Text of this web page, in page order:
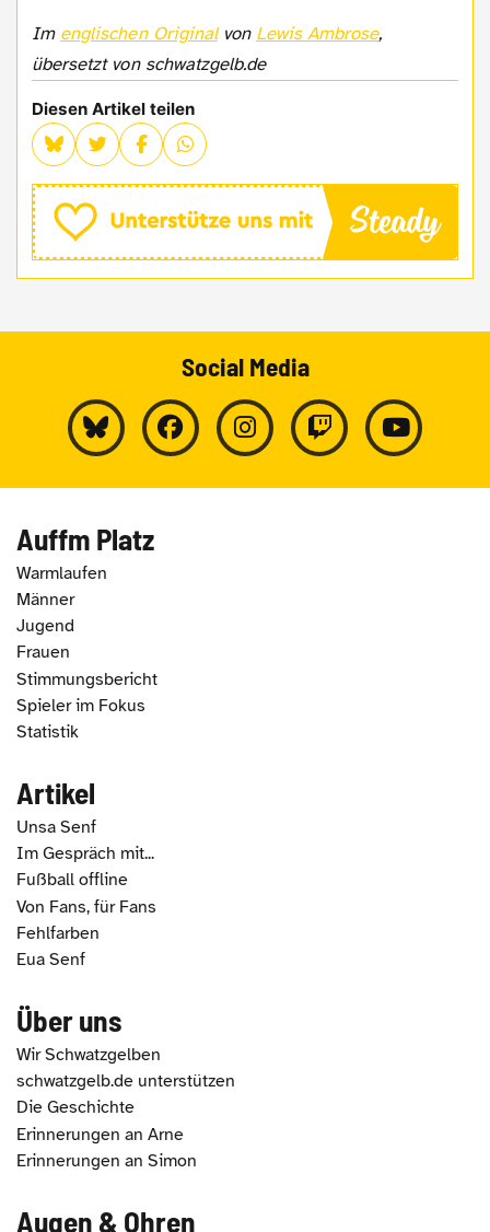
Im englischen Originalvon Lewis Ambrose,
übersetzt von schwatzgelb.de
Diesen Artikel teilen
Social Media
Auffm Platz
Warmlaufen
Männer
Jugend
Frauen
Stimmungsbericht
Spieler im Fokus
Statistik
Artikel
Unsa Senf
Im Gespräch mit...
Fußball offline
Von Fans, für Fans
Fehlfarben
Eua Senf
Über uns
Wir Schwatzgelben
schwatzgelb.de unterstützen
Die Geschichte
Erinnerungen an Arne
Erinnerungen an Simon
Augen & Ohren